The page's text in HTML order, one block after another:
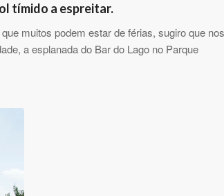
tímido a espreitar.
muitos podem estar de férias, sugiro que nos
a esplanada do Bar do Lago no Parque